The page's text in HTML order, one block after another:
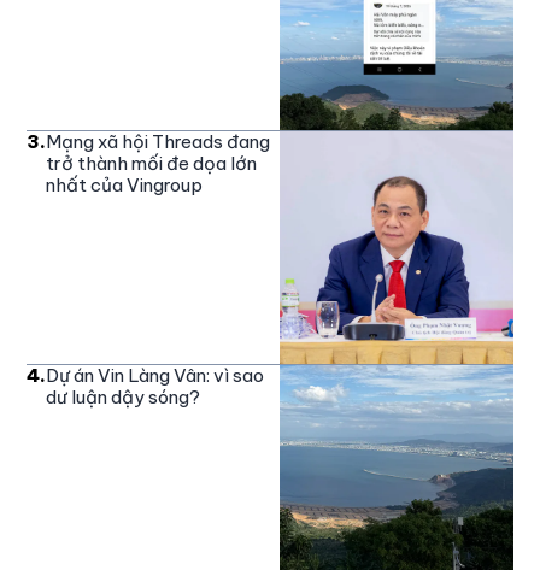
3.Mạng xã hội Threads đang
trở thành mối đe dọa lớn
nhất của Vingroup
4.Dự án Vin Làng Vân: vì sao
dư luận dậy sóng?